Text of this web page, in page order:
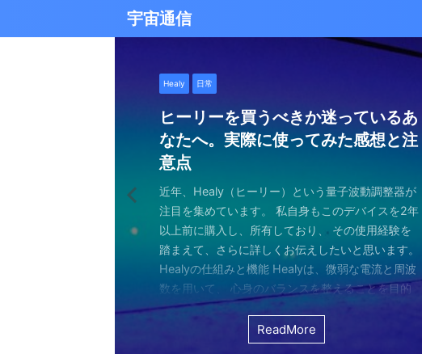
宇宙通信
日常 津留晃一
雨の日の恵み：心に降る静かな癒し
雨の音を聞いたことはありますか？ 窓ガラスを叩
く優しい音、屋根を打つリズミカルな音、 そして
地面に落ちる繊細な音。 それぞれが奏でるハーモ
ニーは、 私たちの心に特別な空間を作り出してく
れます。 雨は大地だけでなく、心も潤す 今日は何
となく、 降り続ける雨を眺めていました。 最初は
予定していた釣りができなくなり、少し残念に思い
ました。 でも、温かいコーヒーを入れ、 窓辺に座
って雨景色を眺めていると、不思議と心が落ち着い
てきたのです。 雨は自然界の浄化装置です。 土埃
を洗い流し、植物に命の水を与え、空気を清 ...
ReadMore
バシャール
就職は人生の終着駅じゃない！自分
らしい道を見つける方法
激しい花粉と黄砂の季節に考えたこと・・・ 今年
の花粉、そして黄砂ヤバくないですか？ マスクを
して、目をゴロゴロさせながら、くしゃみと戦う
日々。 朝起きたときから、鼻水との格闘が始まり
ます。 先日、電車の中で、目を真っ赤にして、テ
ィッシュを使い果たした私。 周りの人たちも同じ
ような状態で、まるで「花粉症戦争」の真っ只中。
そんな辛い朝、ふと考えました。 この花粉症との
戦いって、進学や就職前の気持ちに似ているな、
と。 先の見えない不安、どうしようもない状況、
ReadMore
Healy 日常
ヒーリーを買うべきか迷っているあ
なたへ。実際に使ってみた感想と注
意点
近年、Healy（ヒーリー）という量子波動調整器が
注目を集めています。 私自身もこのデバイスを2年
以上前に購入し、所有しており、 その使用経験を
踏まえて、さらに詳しくお伝えしたいと思います。
Healyの仕組みと機能 Healyは、微弱な電流と周波
数を用いて、 心身のバランスを整えることを目的
としたウェアラブルデバイスです。 専用のアプリ
と連携し、電極を介して身体に微弱な電流を流すこ
とで、 個人の必要とする周波数を分析・適用しま
ReadMore
バシャール
エネルギーの法則 〜最近どハマり
していました〜
最近、めちゃくちゃYouTubeやSNSを見ていたの
ですが、 気づいたら政治とか社会問題のニュース
ばかり見ていました。 特にトランプの発言やDSの
悪行、財務省解体、１０３万円の壁など・・・・。
別にそれを見て何かが解決できるわけではないの
に、 どんどんハマってしまいました。 なんだか、
自分の心のモヤモヤを代弁してくれる感じがするの
でしょうか？ つい次々と見てしまうのです。 そし
て、気づいたら めちゃくちゃ波動が下がっていま
した！（笑） どうして気づいたのかといえば ...
ReadMore
日常
現実を変える
最近疲れ気味です。 というのも、現実とは何か？
結構悩むんですよね。 自分の理想の姿を考える
と、 今、全然そうなっていない。 地位も名誉もな
い。お金もない。自由もない（笑） でもねぇ、 た
まにそれでもいいわと思える時もあるんです。 そ
んなことは問題じゃなくて、 今ここに生きている
ことだけで幸せという時がある。 それは、どうい
うときかといえば 今ここにいる時 今に集中して、
今を楽しんでいるとき。 先日ワカサギ釣りに行き
ました。 氷に穴をあけて糸を垂らすやつ。 &nb ...
ReadMore
日常
今、ここにいること
２０２５年あけましておめでとうございます。 今
年もよろしくお願い致します。 とはいえ、近年お
正月という感覚はありませんね。 いつの間にか年
が明けて、 いつの間にか過ぎ去っていく。 なんて
書くと、新年から暗いかな（笑） まあ、それだけ
歳をとったということでしょう。 昨年末は結構忙
しくてきつかったのですが、 年始は暇。 暇になる
と思うことはありますよね。 自分は今ここを生き
ているのか？ 我々の現実は今ここだけなのです
が、 未来を見ちゃったり、過去を悔んだり &nbsp
ReadMore
Healy 日常
もしかしてだけどHealy（量子波動
調整器）のせいなの？
ちょっと前に 最近ヒーリー（Healy）つかってない
なー みたいなブログを書いたと思います。 Healy
とは Healyはドイツで研究開発され、製造された最
新の人工知能を利用した 健康をサポートする製品
です。 弱い電気パルスを使用して体をよりバラン
スのとれた状態にする、 周波数応用のアイデアに
基づいて設計された小型の電子デバイスです。 細
胞レベルで人体を調整し、健康的な生活をサポート
します。 そうなんです。 あんまり使っていませ
ん。 というのも しばらく意欲というか、やる気が
ReadMore
日常
iPad 第10世代買いました
アマゾンのブラックフライデー Ipadが安くなって
いましたね。 ということで第１０世代（無印）購
入してしまいました。 これで今まで使っていた
ipad Pro(初代）とはおさらばです。 特に困ってい
たわけでもなく、iPad自体はほとんど使っていなか
ったので 変えなくても良かったのですが、 気分で
す（笑） こういうの重要ですよね。 気分が乗った
からやるというノリ。 実際変えてみてUSBーC端
子はすごくいい。 Lightningの呪縛から解放される
のだけでも めちゃくちゃいい。 &n ...
ReadMore
Healy 日常
久し振りにHealy（ヒーリー）量子
波動調整器について
久しぶりにHealy（ヒーリー）量子波動調整器につ
いて触れてみる。 こちら小さい割には結構高いデ
バイスです。 買う時も結構迷いました。 でもねぇ
やっぱり限られた人生 波動を良くして豊かな人生
を送りたいじゃないですか。 だから、多少の投資
は仕方ないし 試してみないとわからないと購入し
ました。 それでです。 一年ぐらいはほどほどに使
っていたのはいたのですが、 やはり実感がね。 良
くなっているという実感が乏しい。 これ、たぶん
宗教と同じで 一人でやっているからだと思う。 近
ReadMore
日常
大谷さんの通訳、水原さんの解雇に
思う
ちょっとびっくりしました。 多分今、かなり有名
な通訳だと思う水原さんが解雇されたようです。
それも違法賭博か・・・ 違法かどうかは別として
賭博が原因で解雇とは・・・ とってもつらい。 自
分は特に野球が好きとか 大谷さんが好きというな
わけではないし、 水原さんに思い入れがあるわけ
でもない。 でもねえ・・・ 今の水原さんの気持ち
を考えるとなんかつらい。 というのも、多額の借
金を背負いながら 何とかしたいと日々思いながら
一生懸命仕事していたわけでしょ。 ...
ReadMore